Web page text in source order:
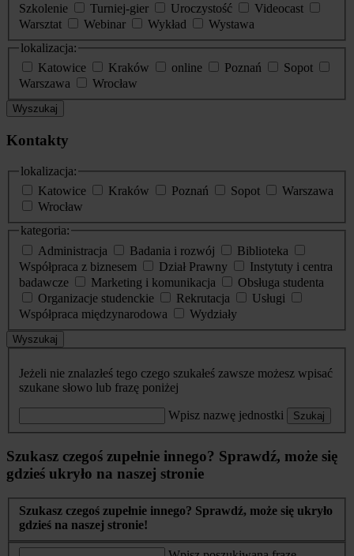
Szkolenie
Turniej-gier Uroczystość
Videocast
Warsztat
Webinar Wykład
Wystawa
lokalizacja:
Katowice
Kraków online Poznań
Sopot
Warszawa
Wrocław
Wyszukaj
Kontakty
lokalizacja:
Katowice
Kraków Poznań Sopot
Warszawa
Wrocław
kategoria:
Administracja
Badania i rozwój
Biblioteka
Współpraca z biznesem
Dział Prawny
Instytuty i centra
badawcze
Marketing i komunikacja
Obsługa studenta
Organizacje studenckie
Rekrutacja
Usługi
Współpraca międzynarodowa
Wydziały
Wyszukaj
Jeżeli nie znalazłeś tego czego szukałeś zawsze możesz wpisać
szukane słowo lub frazę poniżej
Wpisz nazwę jednostki Szukaj
Szukasz czegoś zupełnie innego? Sprawdź, może się
gdzieś ukryło na naszej stronie
Szukasz czegoś zupełnie innego? Sprawdź, może się ukryło
gdzieś na naszej stronie!